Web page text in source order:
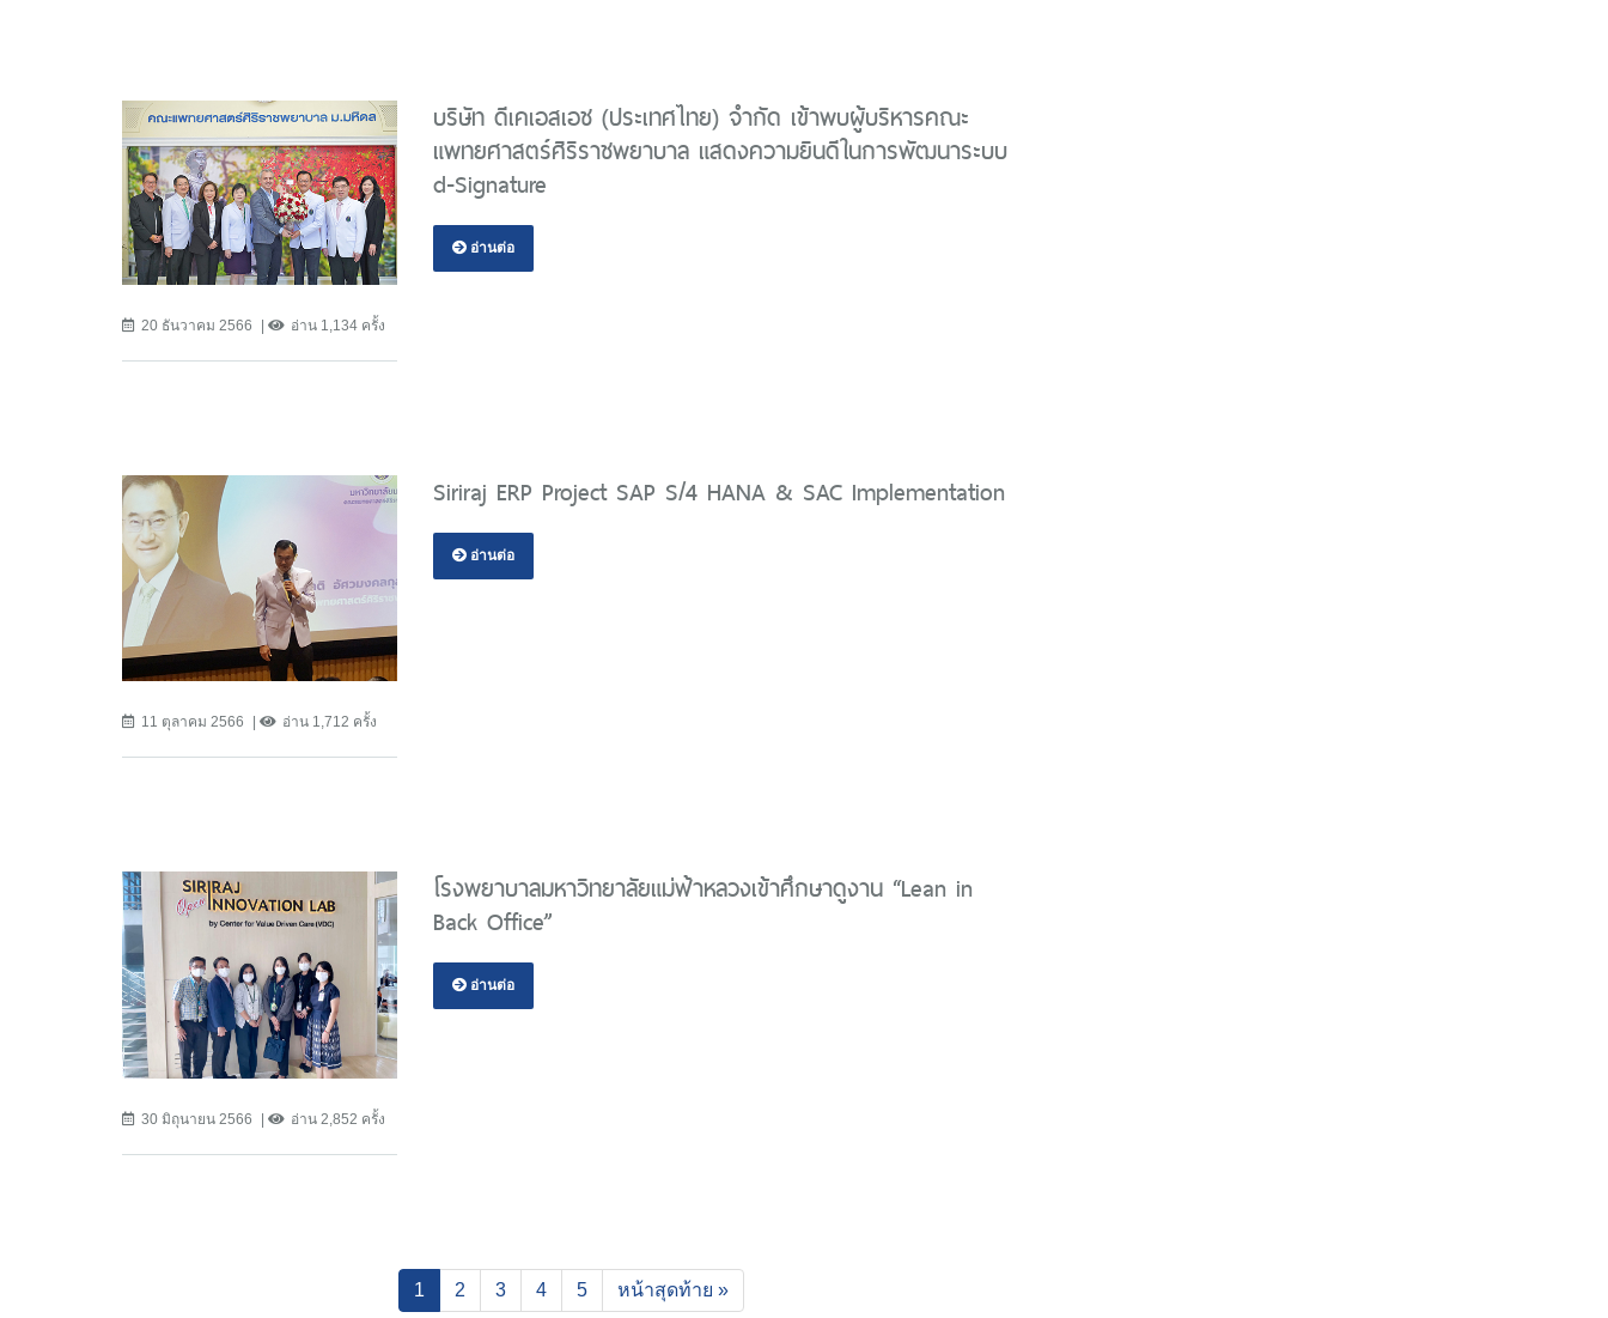
20 ธันวาคม 2566 อ่าน 1,134 ครั้ง
บริษัท ดีเคเอสเอช (ประเทศไทย) จํากัด เข้าพบผู้บริหารคณะ
แพทยศาสตร์ศิริราชพยาบาล แสดงความยินดีในการพัฒนาระบบ
d-Signature
อ่านต่อ
11 ตุลาคม 2566 อ่าน 1,712 ครั้ง
Siriraj ERP Project SAP S/4 HANA & SAC Implementation
อ่านต่อ
30 มิถุนายน 2566 อ่าน 2,852 ครั้ง
โรงพยาบาลมหาวิทยาลัยแม่ฟ้าหลวงเข้าศึกษาดูงาน “Lean in
Back Office”
อ่านต่อ
1 (current)
2 3 4 5 หน้าสุดท้าย »